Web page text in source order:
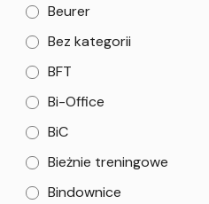
Beurer
Bez kategorii
BFT
Bi-Office
BiC
Bieżnie treningowe
Bindownice